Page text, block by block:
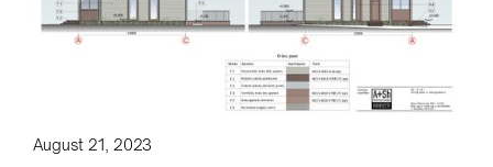
August 21, 2023